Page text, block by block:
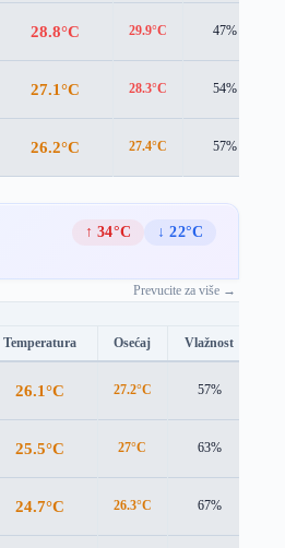
28.8°C 29.9°C 47%
27.1°C 28.3°C 54%
26.2°C 27.4°C 57%
↑ 34°C
↓ 22°C
Prevucite za više →
Temperatura Osećaj Vlažnost
26.1°C 27.2°C 57%
25.5°C 27°C 63%
24.7°C 26.3°C 67%